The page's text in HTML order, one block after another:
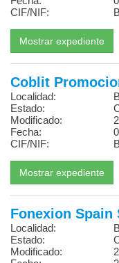
CIF/NIF:
Coblit
Localidad:
Estado:
Modificado:
Fecha:
CIF/NIF:
Fonexion Spain
Localidad:
Estado:
Modificado: